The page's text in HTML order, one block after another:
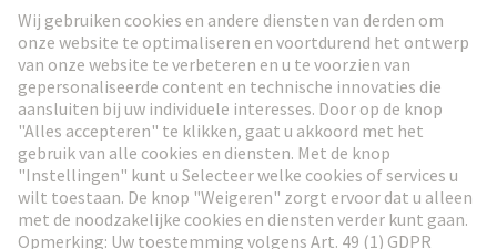
Ga naar registratie
Social Media